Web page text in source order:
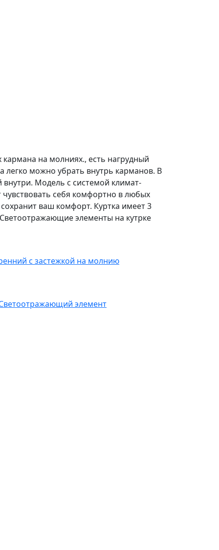
на молниях., есть нагрудный
легко можно убрать внутрь карманов. В
Модель с системой климат-
себя комфортно в любых
ваш комфорт. Куртка имеет 3
элементы на кутрке
с застежкой на молнию
элемент